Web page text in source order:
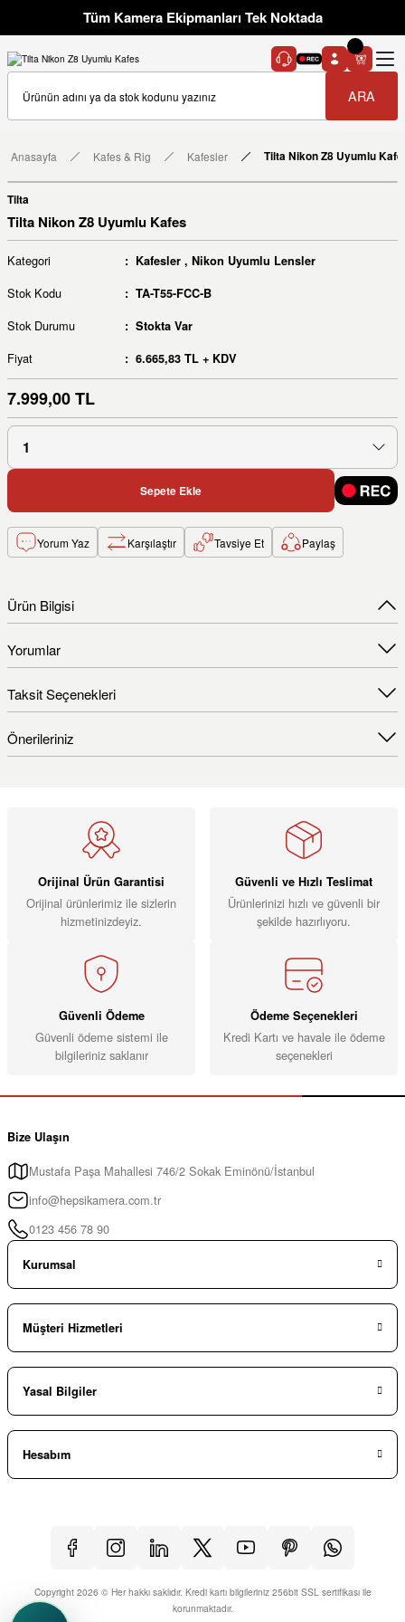
Tüm Kamera Ekipmanları Tek Noktada
ARA
Anasayfa Kafes & Rig Kafesler Tilta Nikon Z8 Uyumlu
Tilta
Tilta Nikon Z8 Uyumlu Kafes
Kategori Kafesler , Nikon Uyumlu Lensler
Stok Kodu TA-T55-FCC-B
Stok Durumu Stokta Var
Fiyat 6.665,83 TL + KDV
7.999,00 TL
Sepete Ekle
Yorum Yaz Karşılaştır Tavsiye Et Paylaş
Ürün Bilgisi
Yorumlar
Taksit Seçenekleri
Önerileriniz
Orijinal Ürün Garantisi
Orijinal ürünlerimiz ile sizlerin
hizmetinizdeyiz.
Güvenli ve Hızlı Teslimat
Ürünlerinizi hızlı ve güvenli bir
şekilde hazırlıyoru.
Güvenli Ödeme
Güvenli ödeme sistemi ile
bilgileriniz saklanır
Ödeme Seçenekleri
Kredi Kartı ve havale ile ödeme
seçenekleri
Bize Ulaşın
Mustafa Paşa Mahallesi 746/2 Sokak Eminönü/İstanbul
info@hepsikamera.com.tr
0123 456 78 90
Kurumsal
Müşteri Hizmetleri
Yasal Bilgiler
Hesabım
Copyright 2026 © Her hakkı saklıdır. Kredi kartı bilgileriniz 256bit SSL sertifikası ile
korunmaktadır.